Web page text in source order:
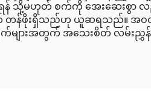
ရန် သို့မဟုတ် စက်ကို အေးဆေးစွာ
တန်ဖိုးရှိသည်ဟု ယူဆရသည်။ အဝတ်လ
ျက်များအတွက် အသေးစိတ် လမ်း